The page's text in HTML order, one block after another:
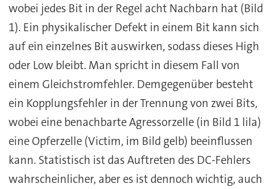
wobei jedes Bit in der Regel acht Nachbarn hat (Bild
1). Ein physikalischer Defekt in einem Bit kann sich
auf ein einzelnes Bit auswirken, sodass dieses High
oder Low bleibt. Man spricht in diesem Fall von
einem Gleichstromfehler. Demgegenüber besteht
ein Kopplungsfehler in der Trennung von zwei Bits,
wobei eine benachbarte Agressorzelle (in Bild 1 lila)
eine Opferzelle (Victim, im Bild gelb) beeinflussen
kann. Statistisch ist das Auftreten des DC-Fehlers
wahrscheinlicher, aber es ist dennoch wichtig, auch